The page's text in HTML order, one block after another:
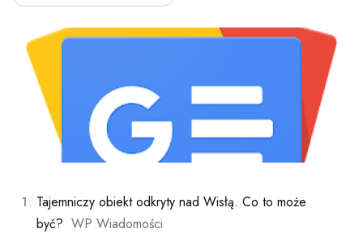
Tajemniczy obiekt odkryty nad Wisłą. Co to może
być? WP Wiadomości